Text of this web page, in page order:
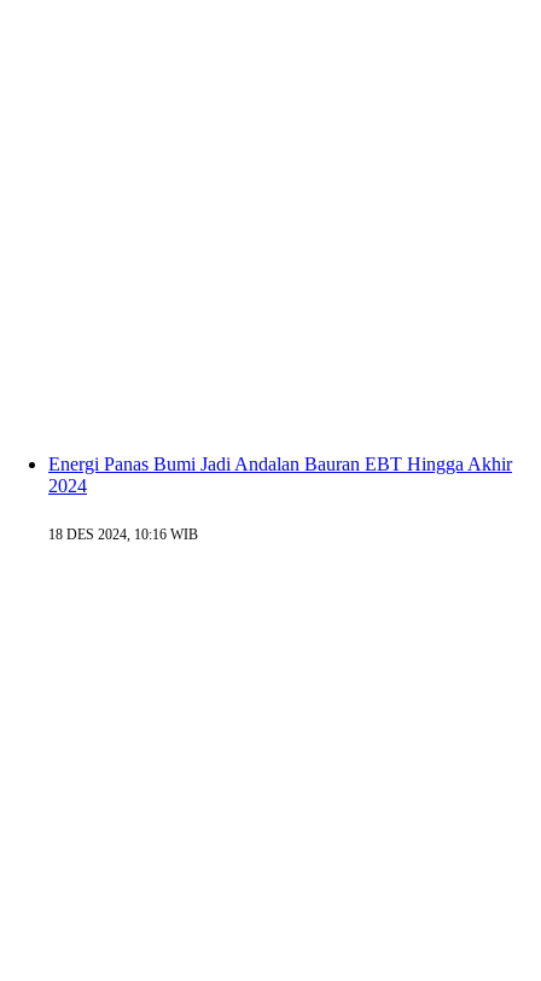
Energi Panas Bumi Jadi Andalan Bauran EBT Hingga Akhir
2024
18 DES 2024, 10:16 WIB